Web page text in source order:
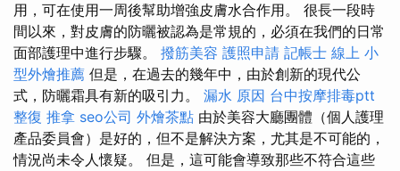
用，可在使用一周後幫助增強皮膚水合作用。 很長一段時
間以來，對皮膚的防曬被認為是常規的，必須在我們的日常
面部護理中進行步驟。 撥筋美容 護照申請 記帳士 線上 小
型外燴推薦 但是，在過去的幾年中，由於創新的現代公
式，防曬霜具有新的吸引力。 漏水 原因 台中按摩排毒ptt
整復 推拿 seo公司 外燴茶點 由於美容大廳團體（個人護理
產品委員會）是好的，但不是解決方案，尤其是不可能的，
情況尚未令人懷疑。 但是，這可能會導致那些不符合這些